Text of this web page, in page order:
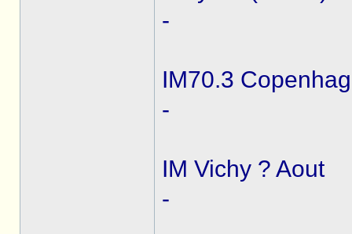
-
IM70.3
-
IM Vichy ? Aout
-